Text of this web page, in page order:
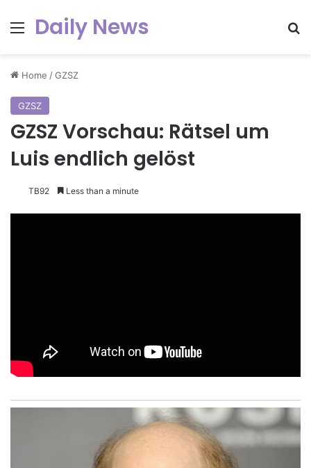
Menu
Daily News
Home /GZSZ
GZSZ
GZSZ Vorschau: Rätsel um
Luis endlich gelöst
TB92 Less than a minute